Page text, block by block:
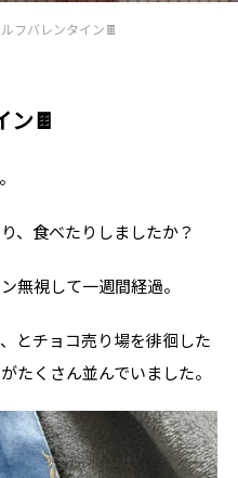
フバレンタイン🍫
ン🍫
、食べたりしましたか？
無視して一週間経過。
とチョコ売り場を徘徊した
たくさん並んでいました。